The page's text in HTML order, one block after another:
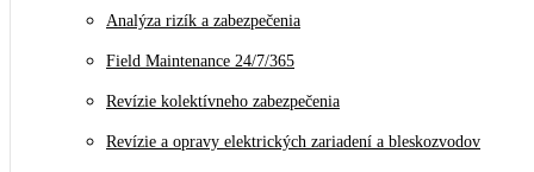
Analýza rizík a zabezpečenia
Field Maintenance 24/7/365
Revízie kolektívneho zabezpečenia
Revízie a opravy elektrických zariadení a bleskozvodov